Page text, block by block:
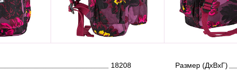
18208 Размер (ДхВхГ)